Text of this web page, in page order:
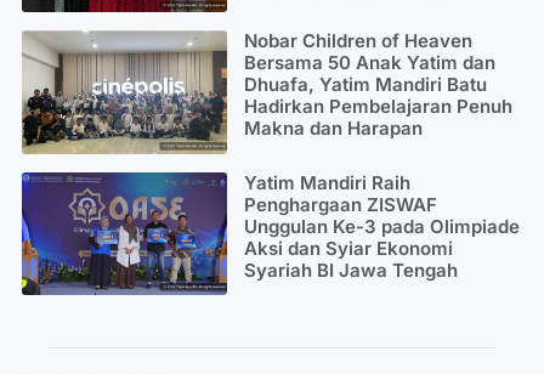
Nobar Children of Heaven
Bersama 50 Anak Yatim dan
Dhuafa, Yatim Mandiri Batu
Hadirkan Pembelajaran Penuh
Makna dan Harapan
Yatim Mandiri Raih
Penghargaan ZISWAF
Unggulan Ke-3 pada Olimpiade
Aksi dan Syiar Ekonomi
Syariah BI Jawa Tengah